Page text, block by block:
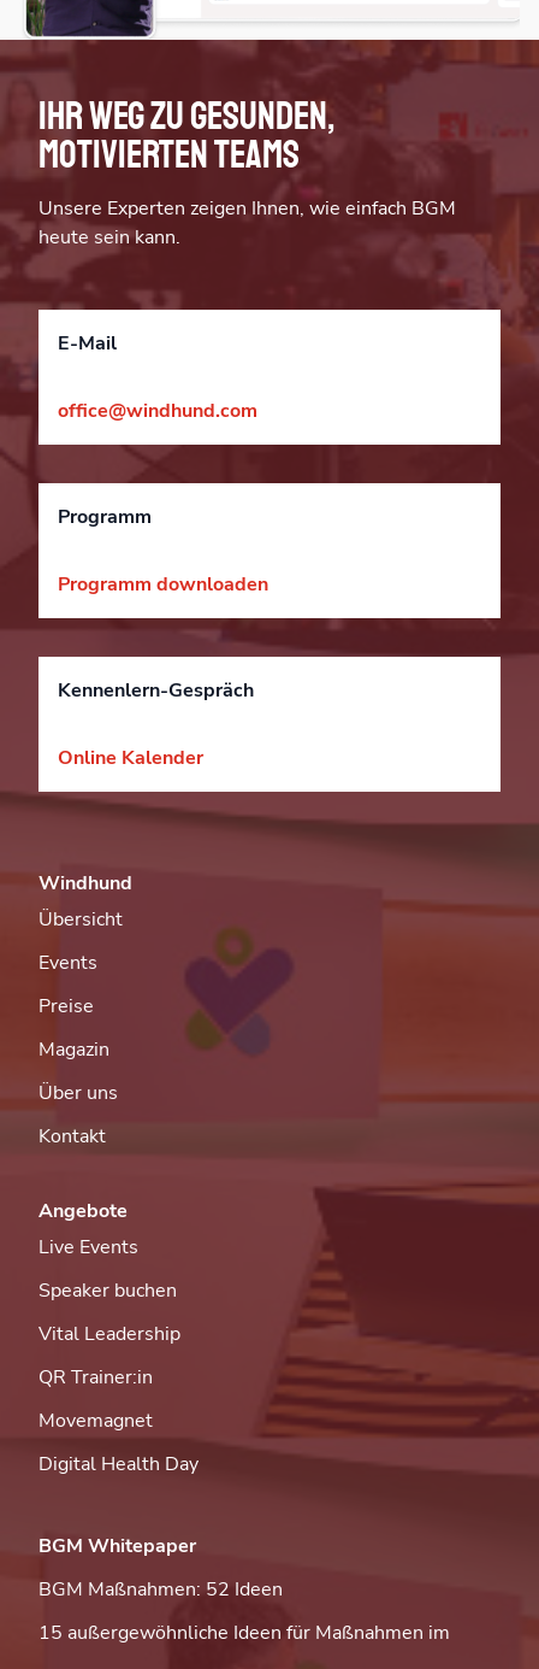
Ihr Weg zu gesunden,
motivierten Teams
Unsere Experten zeigen Ihnen, wie einfach BGM
heute sein kann.
E-Mail
office@windhund.com
Programm
Programm downloaden
Kennenlern-Gespräch
Online Kalender
Windhund
Übersicht
Events
Preise
Magazin
Über uns
Kontakt
Angebote
Live Events
Speaker buchen
Vital Leadership
QR Trainer:in
Movemagnet
Digital Health Day
BGM Whitepaper
BGM Maßnahmen: 52 Ideen
15 außergewöhnliche Ideen für Maßnahmen im